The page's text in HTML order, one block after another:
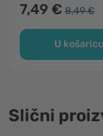
7,49 € 8,49 €
U košaricu
Slični